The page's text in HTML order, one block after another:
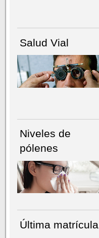
Salud Vial
Niveles de
pólenes
Última matrícula